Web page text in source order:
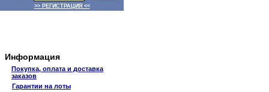
>> РЕГИСТРАЦИЯ <<
Информация
Покупка, оплата и доставка
заказов
Гарантии на лоты